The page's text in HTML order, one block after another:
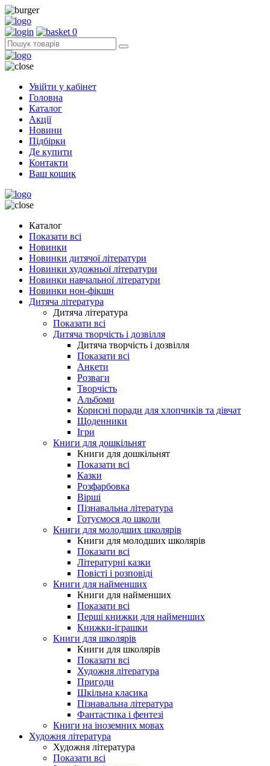
0
Увійти у кабінет
Головна
Каталог
Акції
Новини
Підбірки
Де купити
Контакти
Ваш кошик
Каталог
Показати всі
Новинки
Новинки дитячої літератури
Новинки художньої літератури
Новинки навчальної літератури
Новинки нон-фікшн
Дитяча література
Дитяча література
Показати всі
Дитяча творчість і дозвілля
Дитяча творчість і дозвілля
Показати всі
Анкети
Розваги
Творчість
Альбоми
Корисні поради для хлопчиків та дівчат
Щоденники
Ігри
Книги для дошкільнят
Книги для дошкільнят
Показати всі
Казки
Розфарбовка
Вірші
Пізнавальна література
Готуємося до школи
Книги для молодших школярів
Книги для молодших школярів
Показати всі
Літературні казки
Повісті і розповіді
Книги для найменших
Книги для найменших
Показати всі
Перші книжки для найменших
Книжки-іграшки
Книги для школярів
Книги для школярів
Показати всі
Художня література
Пригоди
Шкільна класика
Пізнавальна література
Фантастика і фентезі
Книги на іноземних мовах
Художня література
Художня література
Показати всі